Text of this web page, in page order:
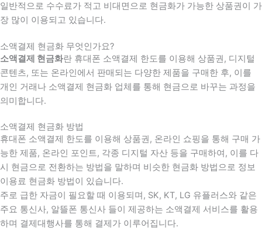
일반적으로 수수료가 적고 비대면으로 현금화가 가능한 상품권이 가
장 많이 이용되고 있습니다.
소액결제 현금화 무엇인가요?
소액결제 현금화란 휴대폰 소액결제 한도를 이용해 상품권, 디지털
콘텐츠, 또는 온라인에서 판매되는 다양한 제품을 구매한 후, 이를
개인 거래나 소액결제 현금화 업체를 통해 현금으로 바꾸는 과정을
의미합니다.
소액결제 현금화 방법
휴대폰 소액결제 한도를 이용해 상품권, 온라인 쇼핑을 통해 구매 가
능한 제품, 온라인 포인트, 각종 디지털 자산 등을 구매하여, 이를 다
시 현금으로 전환하는 방법을 말하며 비슷한 현금화 방법으로 정보
이용료 현금화 방법이 있습니다.
주로 급한 자금이 필요할 때 이용되며, SK, KT, LG 유플러스와 같은
주요 통신사, 알뜰폰 통신사 들이 제공하는 소액결제 서비스를 활용
하며 결제대행사를 통해 결제가 이루어집니다.